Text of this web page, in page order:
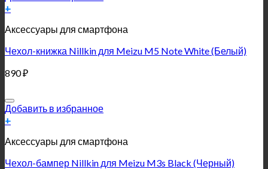
+
Аксессуары для смартфона
Чехол-книжка Nillkin для Meizu M5 Note White (Белый)
890₽
Добавить в избранное
+
Аксессуары для смартфона
Чехол-бампер Nillkin для Meizu M3s Black (Черный)